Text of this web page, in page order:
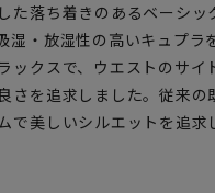
た落ち着きのあるベーシ
湿・放湿性の高いキュプ
ックスで、ウエストのサ
さを追求しました。従来
で美しいシルエットを追求